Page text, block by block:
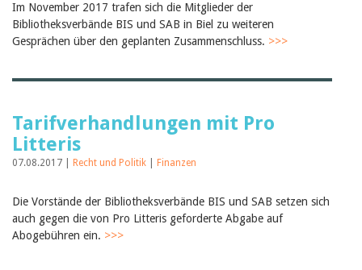
Im November 2017 trafen sich die Mitglieder der
Bibliotheksverbände BIS und SAB in Biel zu weiteren
Gesprächen über den geplanten Zusammenschluss. >>>
Tarifverhandlungen mit Pro
Litteris
07.08.2017 | Recht und Politik Finanzen
Die Vorstände der Bibliotheksverbände BIS und SAB setzen sich
auch gegen die von Pro Litteris geforderte Abgabe auf
Abogebühren ein. >>>